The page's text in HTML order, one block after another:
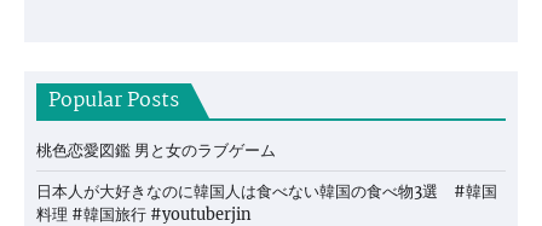
Popular Posts
桃色恋愛図鑑 男と女のラブゲーム
日本人が大好きなのに韓国人は食べない韓国の食べ物3選 #韓国
料理 #韓国旅行 #youtuberjin